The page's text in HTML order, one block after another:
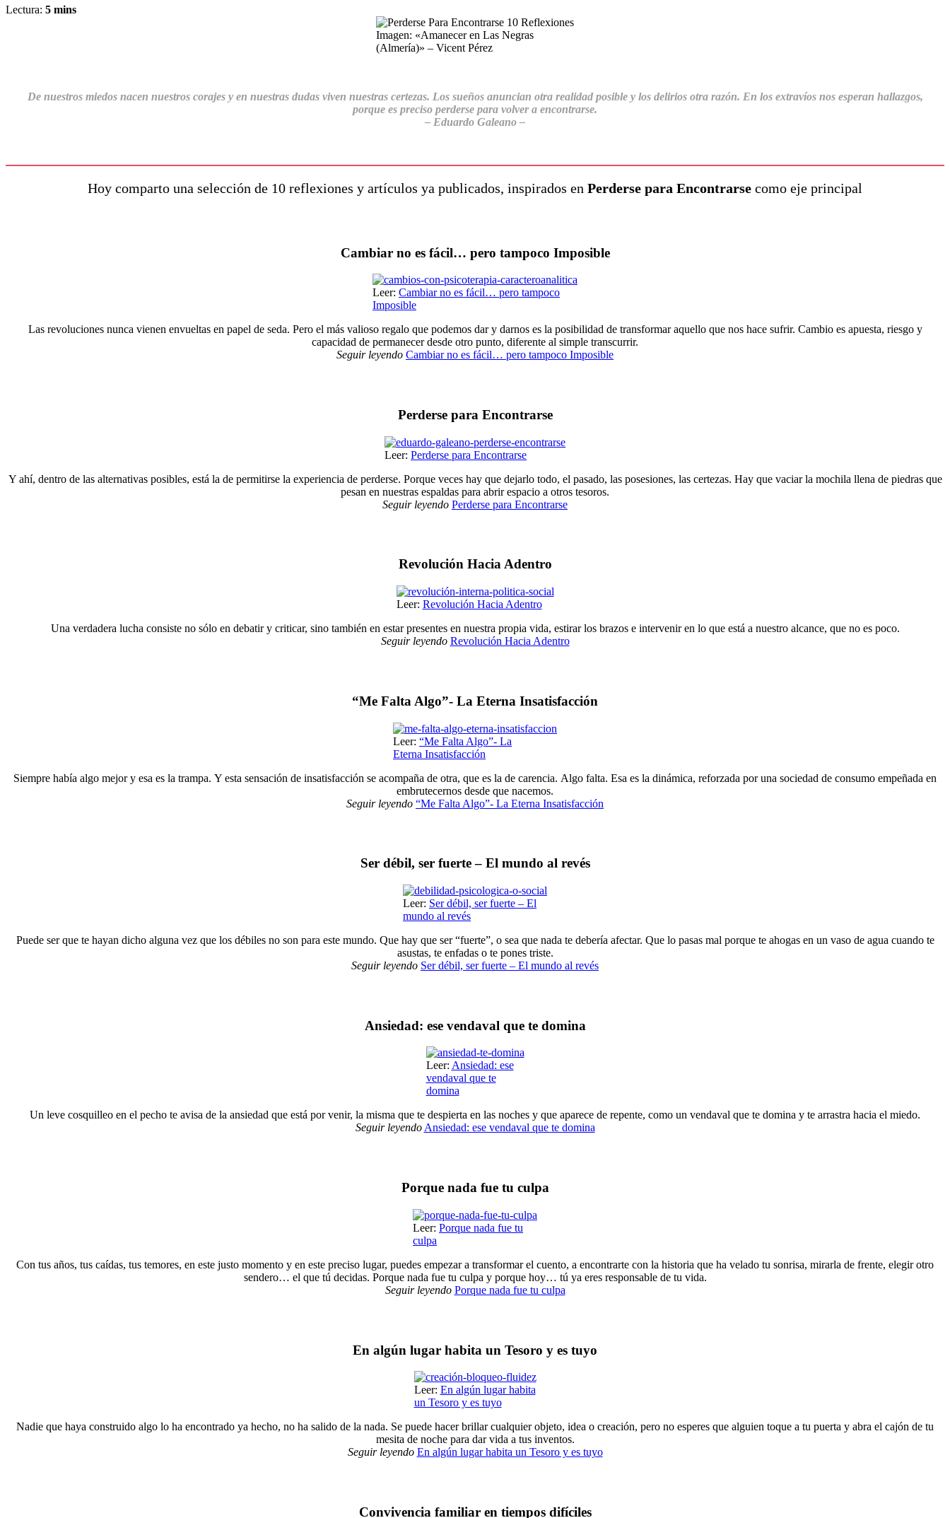
Lectura: 5 mins
Imagen: «Amanecer en Las Negras
(Almería)» – Vicent Pérez
De nuestros miedos nacen nuestros corajes y en nuestras dudas viven nuestras certezas. Los sueños anuncian otra realidad posible y los delirios otra razón. En los extravíos nos esperan hallazgos,
porque es preciso perderse para volver a encontrarse.
– Eduardo Galeano –
Hoy comparto una selección de 10 reflexiones y artículos ya publicados, inspirados en Perderse para Encontrarse como eje principal
Cambiar no es fácil… pero tampoco Imposible
Leer: Cambiar no es fácil… pero tampoco
Imposible
Las revoluciones nunca vienen envueltas en papel de seda. Pero el más valioso regalo que podemos dar y darnos es la posibilidad de transformar aquello que nos hace sufrir. Cambio es apuesta, riesgo y
capacidad de permanecer desde otro punto, diferente al simple transcurrir.
Seguir leyendo Cambiar no es fácil… pero tampoco Imposible
Perderse para Encontrarse
Leer: Perderse para Encontrarse
Y ahí, dentro de las alternativas posibles, está la de permitirse la experiencia de perderse. Porque veces hay que dejarlo todo, el pasado, las posesiones, las certezas. Hay que vaciar la mochila llena de piedras que
pesan en nuestras espaldas para abrir espacio a otros tesoros.
Seguir leyendo Perderse para Encontrarse
Revolución Hacia Adentro
Leer: Revolución Hacia Adentro
Una verdadera lucha consiste no sólo en debatir y criticar, sino también en estar presentes en nuestra propia vida, estirar los brazos e intervenir en lo que está a nuestro alcance, que no es poco.
Seguir leyendo Revolución Hacia Adentro
“Me Falta Algo”- La Eterna Insatisfacción
Leer: “Me Falta Algo”- La
Eterna Insatisfacción
Siempre había algo mejor y esa es la trampa. Y esta sensación de insatisfacción se acompaña de otra, que es la de carencia. Algo falta. Esa es la dinámica, reforzada por una sociedad de consumo empeñada en
embrutecernos desde que nacemos.
Seguir leyendo “Me Falta Algo”- La Eterna Insatisfacción
Ser débil, ser fuerte – El mundo al revés
Leer: Ser débil, ser fuerte – El
mundo al revés
Puede ser que te hayan dicho alguna vez que los débiles no son para este mundo. Que hay que ser “fuerte”, o sea que nada te debería afectar. Que lo pasas mal porque te ahogas en un vaso de agua cuando te
asustas, te enfadas o te pones triste.
Seguir leyendo Ser débil, ser fuerte – El mundo al revés
Ansiedad: ese vendaval que te domina
Leer: Ansiedad: ese
vendaval que te
domina
Un leve cosquilleo en el pecho te avisa de la ansiedad que está por venir, la misma que te despierta en las noches y que aparece de repente, como un vendaval que te domina y te arrastra hacia el miedo.
Seguir leyendo Ansiedad: ese vendaval que te domina
Porque nada fue tu culpa
Leer: Porque nada fue tu
culpa
Con tus años, tus caídas, tus temores, en este justo momento y en este preciso lugar, puedes empezar a transformar el cuento, a encontrarte con la historia que ha velado tu sonrisa, mirarla de frente, elegir otro
sendero… el que tú decidas. Porque nada fue tu culpa y porque hoy… tú ya eres responsable de tu vida.
Seguir leyendo Porque nada fue tu culpa
En algún lugar habita un Tesoro y es tuyo
Leer: En algún lugar habita
un Tesoro y es tuyo
Nadie que haya construido algo lo ha encontrado ya hecho, no ha salido de la nada. Se puede hacer brillar cualquier objeto, idea o creación, pero no esperes que alguien toque a tu puerta y abra el cajón de tu
mesita de noche para dar vida a tus inventos.
Seguir leyendo En algún lugar habita un Tesoro y es tuyo
Convivencia familiar en tiempos difíciles